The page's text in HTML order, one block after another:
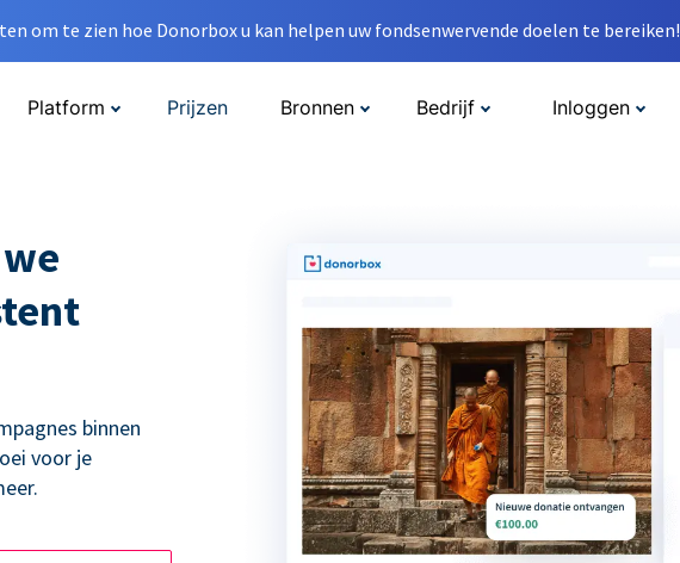
om te zien hoe Donorbox u kan helpen uw fondsenwervende doelen te bereiken!
Platform Prijzen Bronnen Bedrijf Inloggen
binnen
voor je